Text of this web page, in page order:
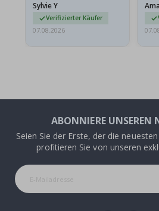
sie…
Sylvie Y
Verifizierter Käufer
07.08.2026
ABONNIERE UNSEREN
Seien Sie der Erste, der die
profitieren Sie von unseren